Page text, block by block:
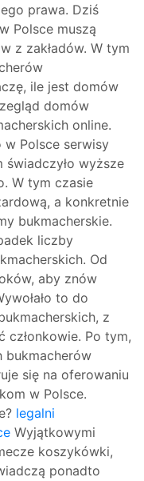
prawa. Dziś
Polsce muszą
z zakładów. W tym
ile jest domów
domów
online.
w Polsce serwisy
wyższe
W tym czasie
a konkretnie
bukmacherskie.
liczby
Od
aby znów
to do
z
członkowie. Po tym,
bukmacherów
się na oferowaniu
w Polsce.
legalni
Wyjątkowymi
koszykówki,
ponadto